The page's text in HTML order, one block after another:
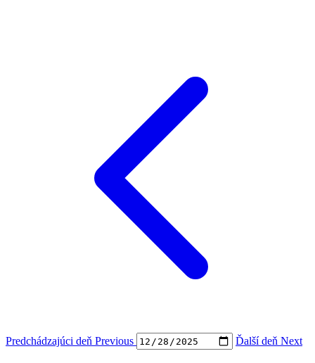
Predchádzajúci deň Previous Ďalší deň Next